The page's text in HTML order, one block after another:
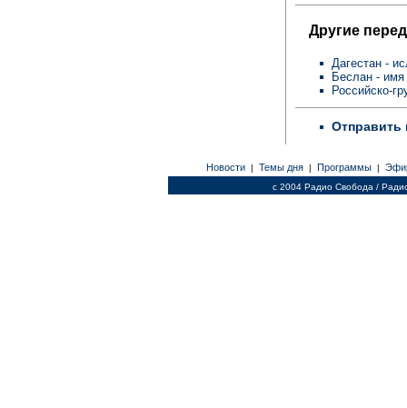
Другие
Дагестан -
Беслан - имя
Российско-
Отправить
Новости | Темы дня | Программы |
c 2004 Радио Свобода /